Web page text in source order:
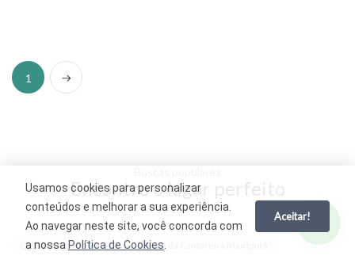
1 Próximo
Encontre o lugar perfeito
Casa em Condomínio à venda Lago da Cantareira Mairiporã
Usamos cookies para personalizar
conteúdos e melhorar a sua experiência.
Ao navegar neste site, você concorda com
a nossa Política de Cookies
Aceitar!